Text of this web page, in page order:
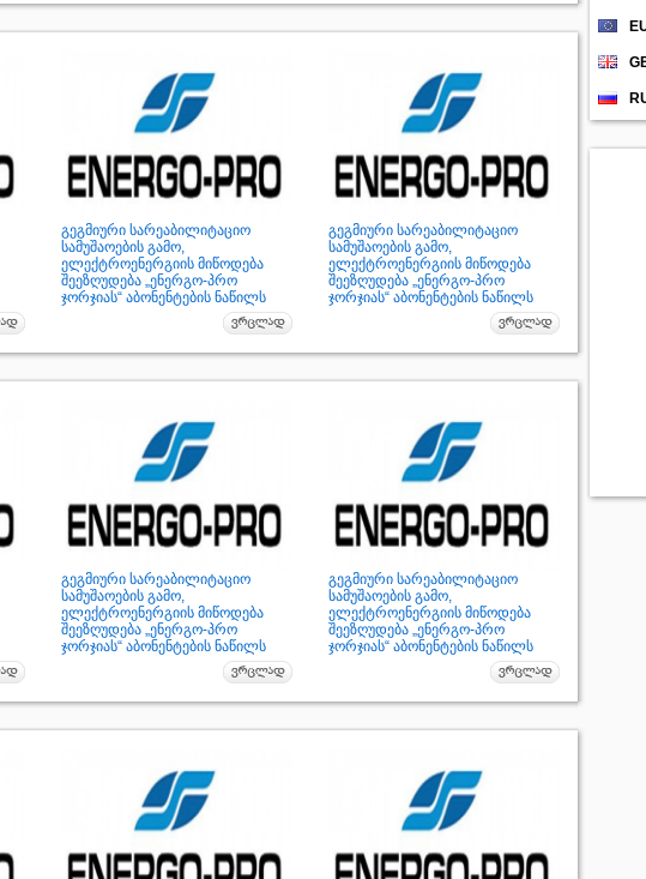
გეგმიური სარეაბილიტაციო
სამუშაოების გამო,
ელექტროენერგიის მიწოდება
შეეზღუდება „ენერგო-პრო
ჯორჯიას“ აბონენტების ნაწილს
გეგმიური სარეაბილიტაციო
სამუშაოების გამო,
ელექტროენერგიის მიწოდება
შეეზღუდება „ენერგო-პრო
ჯორჯიას“ აბონენტების ნაწილს
გეგმიური სარეაბილიტაციო
სამუშაოების გამო,
ელექტროენერგიის მიწოდება
შეეზღუდება „ენერგო-პრო
ჯორჯიას“ აბონენტების ნაწილს
გეგმიური სარეაბილიტაციო
სამუშაოების გამო,
ელექტროენერგიის მიწოდება
შეეზღუდება „ენერგო-პრო
ჯორჯიას“ აბონენტების ნაწილს